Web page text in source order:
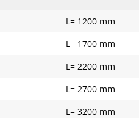
L= 1200 mm
L= 1700 mm
L= 2200 mm
L= 2700 mm
L= 3200 mm